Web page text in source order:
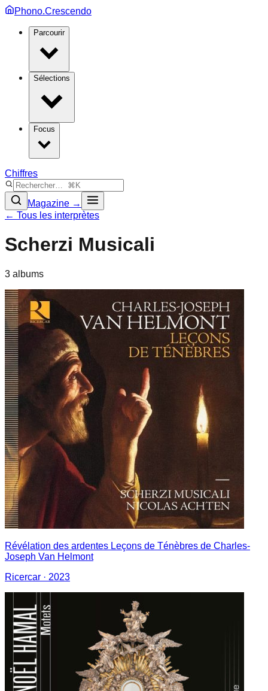
Phono.Crescendo
Parcourir
Sélections
Focus
Chiffres
Magazine →
← Tous les interprètes
Scherzi Musicali
3 albums
Révélation des ardentes Leçons de Ténèbres de Charles-
Joseph Van Helmont
Ricercar · 2023